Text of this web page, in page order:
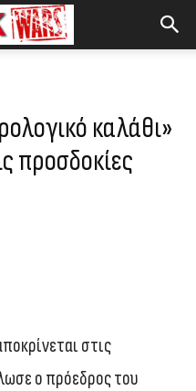
καλάθι»
προσδοκίες
στις
ο πρόεδρος του